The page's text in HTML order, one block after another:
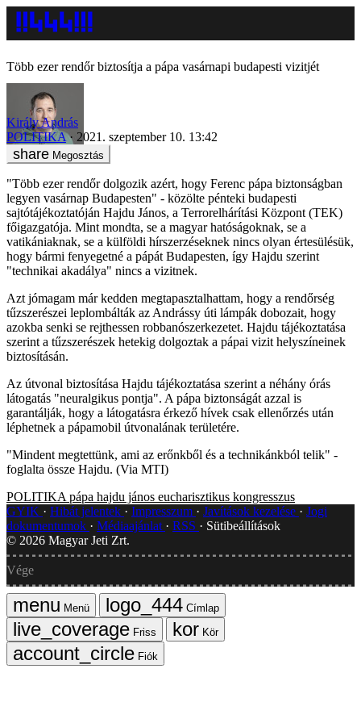
Több ezer rendőr biztosítja a pápa vasárnapi budapesti vizitjét
Király András
POLITIKA
2021. szeptember 10. 13:42
Megosztás
"Több ezer rendőr dolgozik azért, hogy Ferenc pápa biztonságban
legyen vasárnap Budapesten" - közölte pénteki budapesti
sajtótájékoztatóján Hajdu János, a Terrorelhárítási Központ (TEK)
főigazgatója. Mint mondta, se a magyar hatóságoknak, se a
vatikániaknak, se a külföldi hírszerzéseknek nincs olyan értesülésük,
hogy bármi fenyegetné a pápát Budapesten, így Hajdu szerint
"technikai akadálya" nincs a vizitnek.
Azt jómagam már kedden megtapasztalhattam, hogy a rendőrség
tűzszerészei leplombálták az Andrássy úti lámpák dobozait, hogy
azokba senki se rejthessen robbanószerkezetet. Hajdu tájékoztatása
szerint a tűzszerészek hetekig dolgoztak a pápai vizit helyszíneinek
biztosításán.
Az útvonal biztosítása Hajdu tájékoztatása szerint a néhány órás
látogatás "neuralgikus pontja". A pápa biztonságát azzal is
garantálják, hogy a látogatásra érkező hívek csak ellenőrzés után
léphetnek a pápamobil útvonalának területére.
"Mindent megtettünk, ami az erőnkből és a technikánkból telik" -
foglalta össze Hajdu. (Via MTI)
POLITIKA pápa hajdu jános eucharisztikus kongresszus
GYIK
Hibát jelentek Impresszum Javítások kezelése
Jogi
dokumentumok
Médiaajánlat RSS
Sütibeállítások
© 2026 Magyar Jeti Zrt.
Vége
Menü
Címlap
Friss
Kör
Fiók